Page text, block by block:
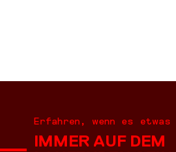
Erfahren, wenn es etwas
IMMER AUF DEM